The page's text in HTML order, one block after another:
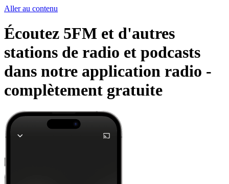
Aller au contenu
Écoutez 5FM et d'autres
stations de radio et podcasts
dans notre application radio -
complètement gratuite